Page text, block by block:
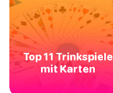
Top 11 Trinkspiele
mit Karten